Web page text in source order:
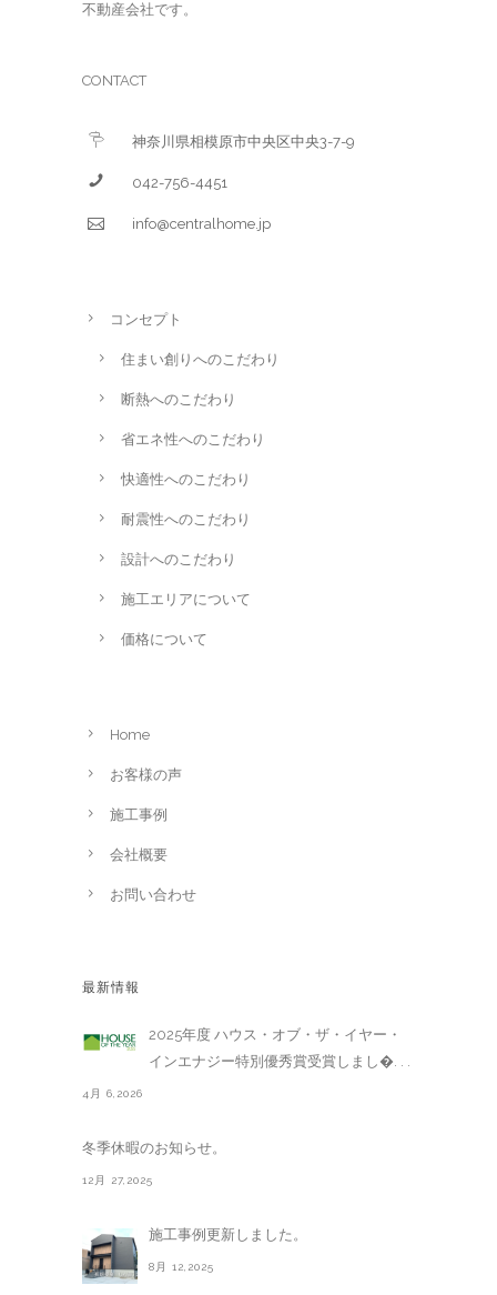
不動産会社です。
CONTACT
神奈川県相模原市中央区中央3-7-9
042-756-4451
info@centralhome.jp
コンセプト
住まい創りへのこだわり
断熱へのこだわり
省エネ性へのこだわり
快適性へのこだわり
耐震性へのこだわり
設計へのこだわり
施工エリアについて
価格について
Home
お客様の声
施工事例
会社概要
お問い合わせ
最新情報
2025年度 ハウス・オブ・ザ・イヤー・
インエナジー特別優秀賞受賞しまし�. . .
4月 6,2026
冬季休暇のお知らせ。
12月 27,2025
施工事例更新しました。
8月 12,2025